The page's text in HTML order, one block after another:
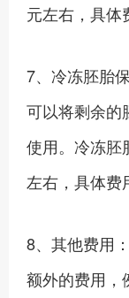
元左右，具体
7、冷冻胚胎
可以将剩余的
使用。冷冻胚
左右，具体费
8、其他费用
额外的费用，